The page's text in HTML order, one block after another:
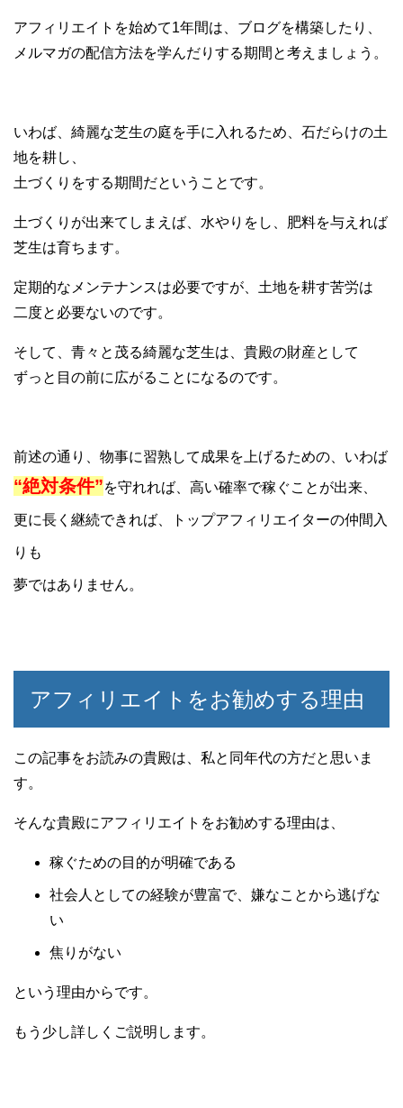
アフィリエイトを始めて1年間は、ブログを構築したり、
メルマガの配信方法を学んだりする期間と考えましょう。
いわば、綺麗な芝生の庭を手に入れるため、石だらけの土
地を耕し、
土づくりをする期間だということです。
土づくりが出来てしまえば、水やりをし、肥料を与えれば
芝生は育ちます。
定期的なメンテナンスは必要ですが、土地を耕す苦労は
二度と必要ないのです。
そして、青々と茂る綺麗な芝生は、貴殿の財産として
ずっと目の前に広がることになるのです。
前述の通り、物事に習熟して成果を上げるための、いわば
“絶対条件”を守れれば、高い確率で稼ぐことが出来、
更に長く継続できれば、トップアフィリエイターの仲間入
りも
夢ではありません。
アフィリエイトをお勧めする理由
この記事をお読みの貴殿は、私と同年代の方だと思いま
す。
そんな貴殿にアフィリエイトをお勧めする理由は、
稼ぐための目的が明確である
社会人としての経験が豊富で、嫌なことから逃げな
い
焦りがない
という理由からです。
もう少し詳しくご説明します。